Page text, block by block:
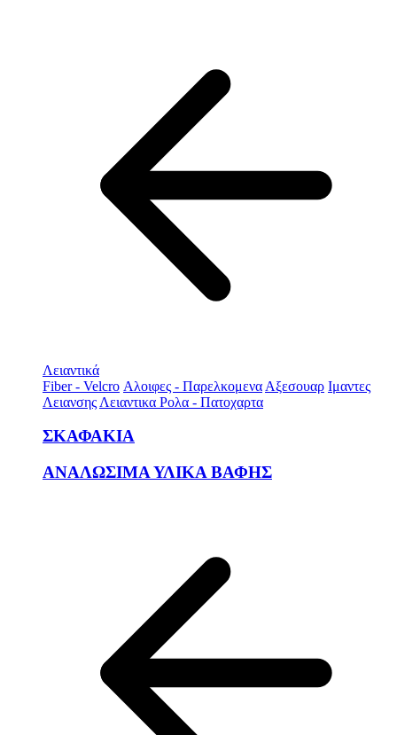
Λειαντικά
Fiber - Velcro Αλοιφες - Παρελκομενα Αξεσουαρ Ιμαντες
Λειανσης Λειαντικα Ρολα - Πατοχαρτα
ΣΚΑΦΑΚΙΑ
ΑΝΑΛΩΣΙΜΑ ΥΛΙΚΑ ΒΑΦΗΣ